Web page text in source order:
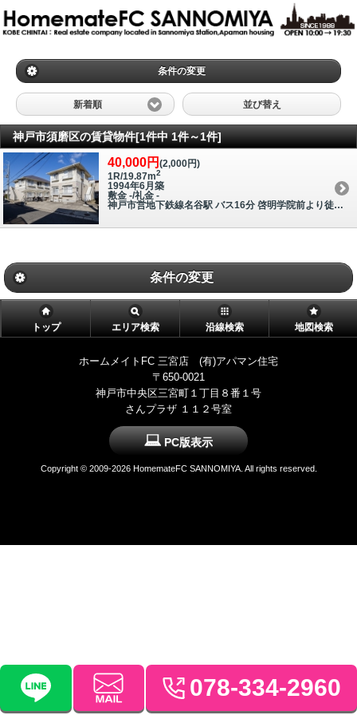
条件の変更
新着順 並び替え
神戸市須磨区の賃貸物件[1件中 1件～1件]
40,000円 (2,000円)
1R/19.87m2
1994年6月築
敷金 -/礼金 -
神戸市営地下鉄線名谷駅 バス16分 啓明学院前より徒歩6分
条件の変更
トップ エリア検索 沿線検索 地図検索
ホームメイトFC 三宮店 (有)アパマン住宅
〒650-0021
神戸市中央区三宮町１丁目８番１号
さんプラザ １１２号室
078-334-2960
PC版表示
Copyright © 2009-2026 HomemateFC SANNOMIYA. All rights reserved.